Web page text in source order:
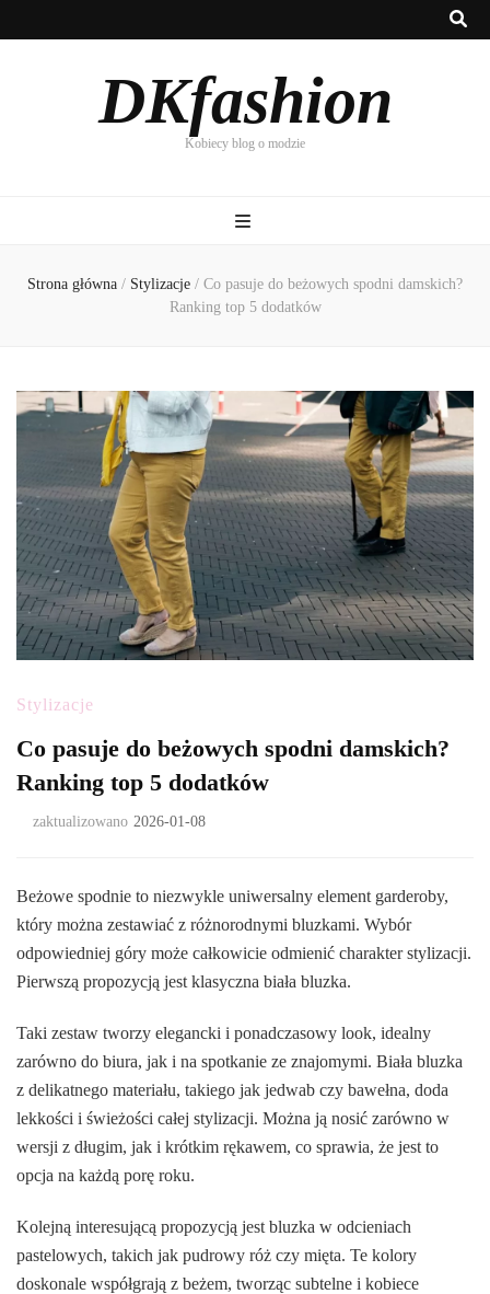
DKfashion
Kobiecy blog o modzie
Strona główna / Stylizacje / Co pasuje do beżowych spodni damskich?
Ranking top 5 dodatków
Stylizacje
Co pasuje do beżowych spodni damskich?
Ranking top 5 dodatków
zaktualizowano 2026-01-08
Beżowe spodnie to niezwykle uniwersalny element garderoby,
który można zestawiać z różnorodnymi bluzkami. Wybór
odpowiedniej góry może całkowicie odmienić charakter stylizacji.
Pierwszą propozycją jest klasyczna biała bluzka.
Taki zestaw tworzy elegancki i ponadczasowy look, idealny
zarówno do biura, jak i na spotkanie ze znajomymi. Biała bluzka
z delikatnego materiału, takiego jak jedwab czy bawełna, doda
lekkości i świeżości całej stylizacji. Można ją nosić zarówno w
wersji z długim, jak i krótkim rękawem, co sprawia, że jest to
opcja na każdą porę roku.
Kolejną interesującą propozycją jest bluzka w odcieniach
pastelowych, takich jak pudrowy róż czy mięta. Te kolory
doskonale współgrają z beżem, tworząc subtelne i kobiece